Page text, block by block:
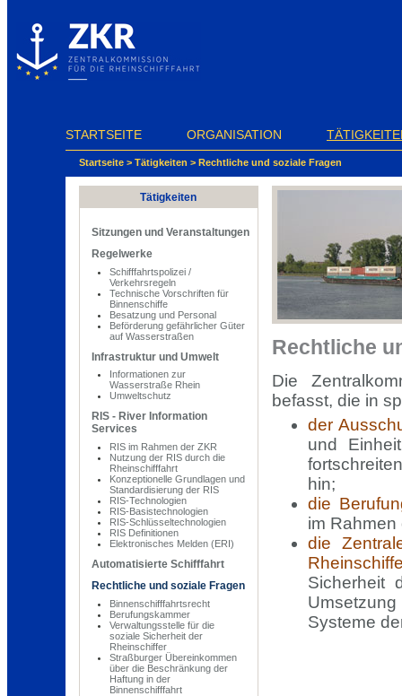
STARTSEITE ORGANISATION
Startseite > Tätigkeiten > Rechtliche und soziale Fragen
Tätigkeiten
Sitzungen und Veranstaltungen
Regelwerke
Schifffahrtspolizei /
Verkehrsregeln
Technische Vorschriften für
Binnenschiffe
Besatzung und Personal
Beförderung gefährlicher Güter
auf Wasserstraßen
Infrastruktur und Umwelt
Informationen zur
Wasserstraße Rhein
Umweltschutz
RIS - River Information
Services
RIS im Rahmen der ZKR
Nutzung der RIS durch die
Rheinschifffahrt
Konzeptionelle Grundlagen und
Standardisierung der RIS
RIS-Technologien
RIS-Basistechnologien
RIS-Schlüsseltechnologien
RIS Definitionen
Elektronisches Melden (ERI)
Automatisierte Schifffahrt
Rechtliche und soziale Fragen
Binnenschifffahrtsrecht
Berufungskammer
Verwaltungsstelle für die
soziale Sicherheit der
Rheinschiffer
Straßburger Übereinkommen
über die Beschränkung der
Haftung in der
Binnenschifffahrt
Rechtliche
Die
befasst, die in
der
und
hin;
die
im
die
Sicherheit
Systeme